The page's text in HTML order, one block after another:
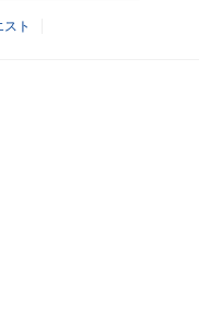
ト